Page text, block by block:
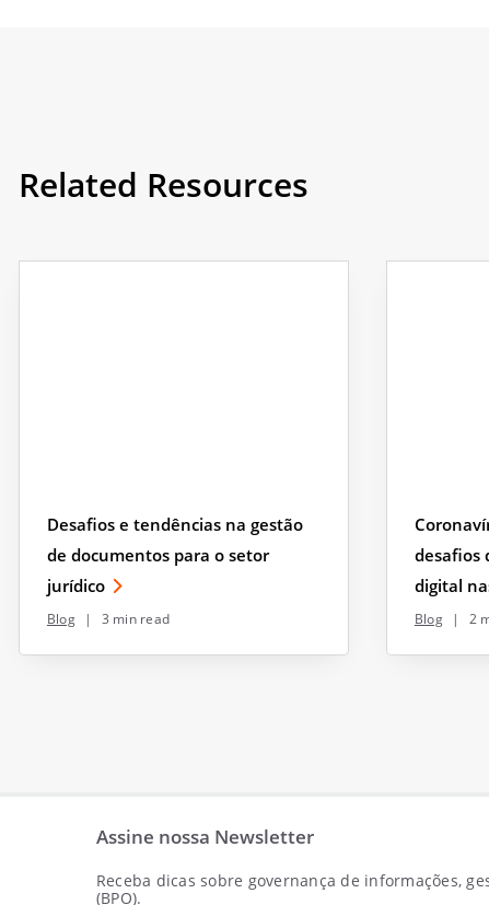
Related Resources
Desafios e tendências na gestão
de documentos para o setor
jurídico
Blog | 3 min read
desafios
digital
Blog | 2
Assine nossa Newsletter
Receba dicas sobre governança de informações,
(BPO).